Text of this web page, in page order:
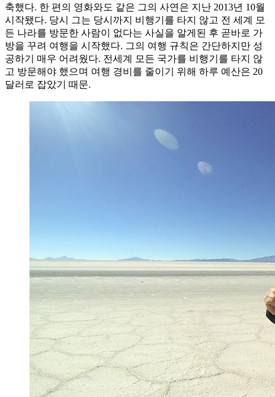
축했다. 한 편의 영화와도 같은 그의 사연은 지난 2013년 10월
시작됐다. 당시 그는 당시까지 비행기를 타지 않고 전 세계 모
든 나라를 방문한 사람이 없다는 사실을 알게된 후 곧바로 가
방을 꾸려 여행을 시작했다. 그의 여행 규칙은 간단하지만 성
공하기 매우 어려웠다. 전세계 모든 국가를 비행기를 타지 않
고 방문해야 했으며 여행 경비를 줄이기 위해 하루 예산은 20
달러로 잡았기 때문.